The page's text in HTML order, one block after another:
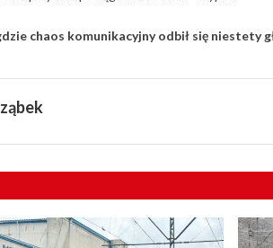
chaos komunikacyjny odbił się niestety